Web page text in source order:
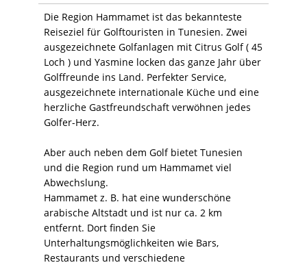
Die Region Hammamet ist das bekannteste
Reiseziel für Golftouristen in Tunesien. Zwei
ausgezeichnete Golfanlagen mit Citrus Golf ( 45
Loch ) und Yasmine locken das ganze Jahr über
Golffreunde ins Land. Perfekter Service,
ausgezeichnete internationale Küche und eine
herzliche Gastfreundschaft verwöhnen jedes
Golfer-Herz.
Aber auch neben dem Golf bietet Tunesien
und die Region rund um Hammamet viel
Abwechslung.
Hammamet z. B. hat eine wunderschöne
arabische Altstadt und ist nur ca. 2 km
entfernt. Dort finden Sie
Unterhaltungsmöglichkeiten wie Bars,
Restaurants und verschiedene